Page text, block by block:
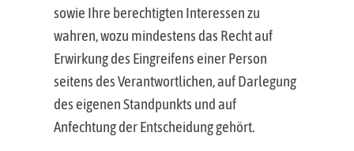
sowie Ihre berechtigten Interessen zu
wahren, wozu mindestens das Recht auf
Erwirkung des Eingreifens einer Person
seitens des Verantwortlichen, auf Darlegung
des eigenen Standpunkts und auf
Anfechtung der Entscheidung gehört.